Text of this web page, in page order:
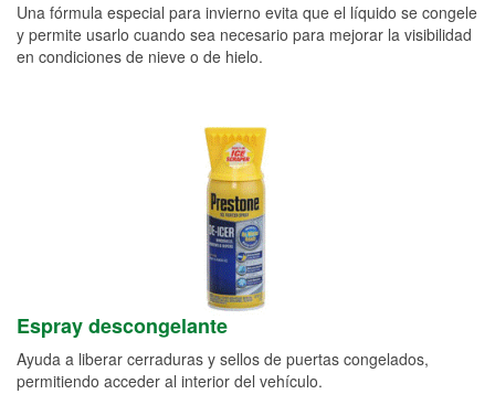
Una fórmula especial para invierno evita que el líquido se congele
y permite usarlo cuando sea necesario para mejorar la visibilidad
en condiciones de nieve o de hielo.
Espray descongelante
Ayuda a liberar cerraduras y sellos de puertas congelados,
permitiendo acceder al interior del vehículo.